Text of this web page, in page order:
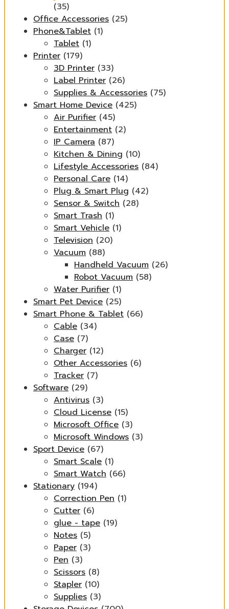
(35)
Office Accessories (25)
Phone&Tablet (1)
Tablet (1)
Printer (179)
3D Printer (33)
Label Printer (26)
Supplies & Accessories (75)
Smart Home Device (425)
Air Purifier (45)
Entertainment (2)
IP Camera (87)
Kitchen & Dining (10)
Lifestyle Accessories (84)
Personal Care (14)
Plug & Smart Plug (42)
Sensor & Switch (28)
Smart Trash (1)
Smart Vehicle (1)
Television (20)
Vacuum (88)
Handheld Vacuum (26)
Robot Vacuum (58)
Water Purifier (1)
Smart Pet Device (25)
Smart Phone & Tablet (66)
Cable (34)
Case (7)
Charger (12)
Other Accessories (6)
Tracker (7)
Software (29)
Antivirus (3)
Cloud License (15)
Microsoft Office (3)
Microsoft Windows (3)
Sport Device (67)
Smart Scale (1)
Smart Watch (66)
Stationary (194)
Correction Pen (1)
Cutter (6)
glue - tape (19)
Notes (5)
Paper (3)
Pen (3)
Scissors (8)
Stapler (10)
Supplies (3)